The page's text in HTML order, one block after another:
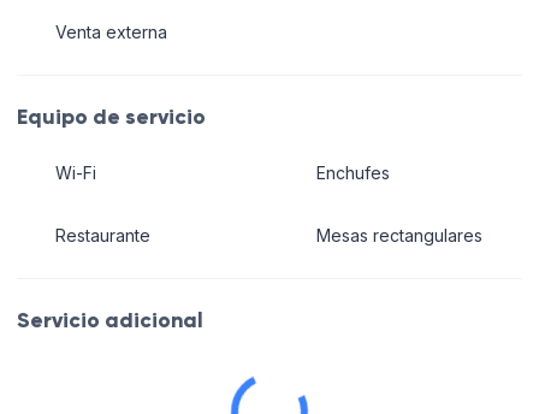
Venta externa
Equipo de servicio
Wi-Fi
Restaurante
Enchufes
Mesas rectangulares
Servicio adicional